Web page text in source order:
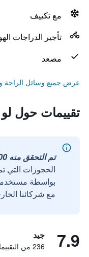
مع تكييف
تأجير الدراجات
مصعد
عرض جميع وسائل الراحة
تقييمات حول
تم التحقق منه 100%
الحجوزات التي
مع شركائنا
7.9 جيد
236 من التقييمات تم التحقق منها